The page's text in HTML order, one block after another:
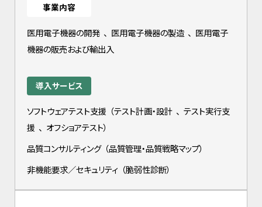
事業内容
医用電子機器の開発 、 医用電子機器の製造 、 医用電子
機器の販売および輸出入
導入サービス
ソフトウェアテスト支援 （テスト計画・設計 、 テスト実行支
援 、 オフショアテスト）
品質コンサルティング （品質管理・品質戦略マップ）
非機能要求／セキュリティ （脆弱性診断）